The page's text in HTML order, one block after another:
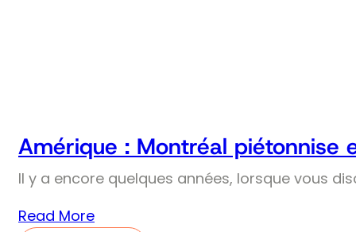
Amérique : Montréal piétonnise
Il y a encore quelques années, lorsque vous
Read More